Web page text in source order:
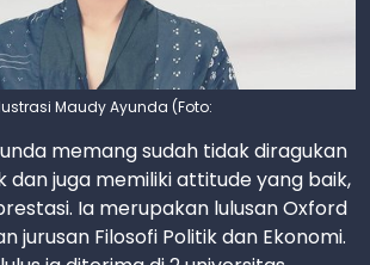
Maudy Ayunda (Foto:
memang sudah tidak diragukan
dan juga memiliki attitude yang baik,
Ia merupakan lulusan Oxford
jurusan Filosofi Politik dan Ekonomi.